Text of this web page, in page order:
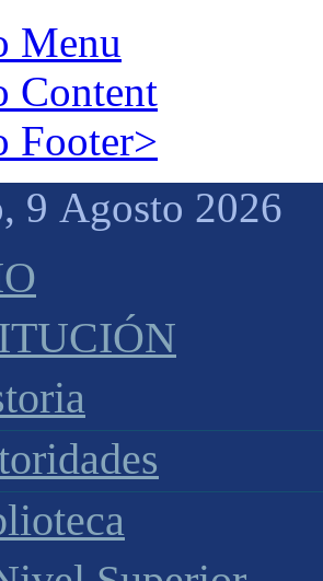
Menu
Content
Footer>
9 Agosto 2026